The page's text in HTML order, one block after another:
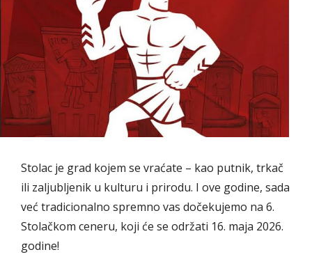
Stolac je grad kojem se vraćate – kao putnik, trkač
ili zaljubljenik u kulturu i prirodu. I ove godine, sada
već tradicionalno spremno vas dočekujemo na 6.
Stolačkom ceneru, koji će se održati 16. maja 2026.
godine!